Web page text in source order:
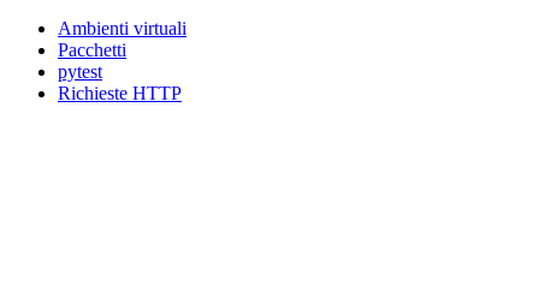
Ambienti virtuali
Pacchetti
pytest
Richieste HTTP